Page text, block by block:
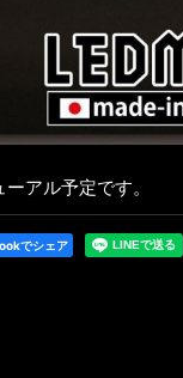
アル予定です。
でシェア